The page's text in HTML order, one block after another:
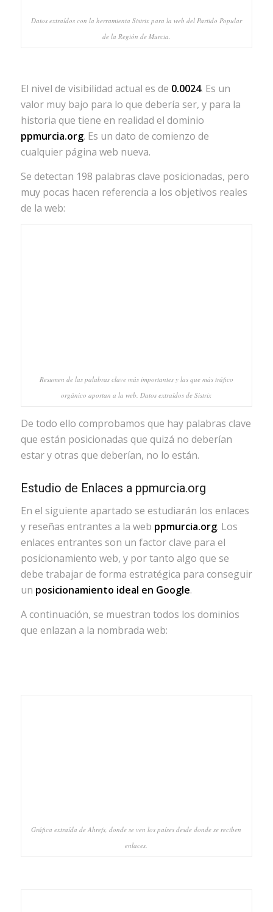
Datos extraídos con la herramienta Sistrix para la web del Partido Popular
de la Región de Murcia.
El nivel de visibilidad actual es de 0.0024. Es un
valor muy bajo para lo que debería ser, y para la
historia que tiene en realidad el dominio
ppmurcia.org. Es un dato de comienzo de
cualquier página web nueva.
Se detectan 198 palabras clave posicionadas, pero
muy pocas hacen referencia a los objetivos reales
de la web:
Resumen de las palabras clave más importantes y las que más tráfico
orgánico aportan a la web. Datos extraídos de Sistrix
De todo ello comprobamos que hay palabras clave
que están posicionadas que quizá no deberían
estar y otras que deberían, no lo están.
Estudio de Enlaces a ppmurcia.org
En el siguiente apartado se estudiarán los enlaces
y reseñas entrantes a la web ppmurcia.org. Los
enlaces entrantes son un factor clave para el
posicionamiento web, y por tanto algo que se
debe trabajar de forma estratégica para conseguir
un posicionamiento ideal en Google.
A continuación, se muestran todos los dominios
que enlazan a la nombrada web:
Gráfica extraída de Ahrefs, donde se ven los países desde donde se reciben
enlaces.